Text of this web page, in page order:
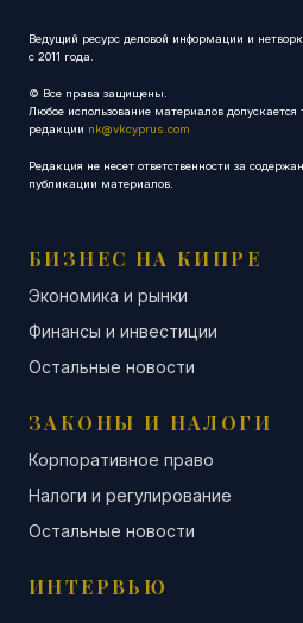
Ведущий ресурс деловой информации и
с 2011 года.
© Все права защищены.
Любое использование материалов допускается
редакции nk@vkcyprus.com
Редакция не несет ответственности за
публикации материалов.
БИЗНЕС НА КИПРЕ
Экономика и рынки
Финансы и инвестиции
Остальные новости
ЗАКОНЫ И НАЛОГИ
Корпоративное право
Налоги и регулирование
Остальные новости
ИНТЕРВЬЮ